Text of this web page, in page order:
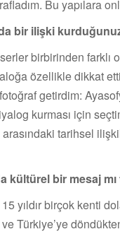
Bu yapılara
bir ilişki
birbirinden
özellikle dikkat
getirdim:
kurması için
tarihsel
kültürel bir mesaj mı
yıldır birçok kenti
Türkiye’ye